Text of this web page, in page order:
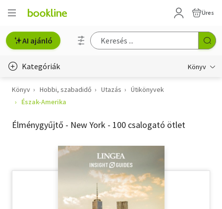
Üres
AI ajánló
Kategóriák Könyv
Életmód, egészség
Gyermek- és ifjúsági
Hobbi, szabadidő
Könyv Hobbi, szabadidő Utazás
Útikönyvek
Észak-Amerika
Élménygyűjtő - New York - 100 csalogató ötlet